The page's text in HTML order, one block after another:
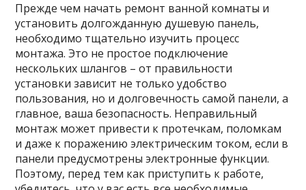
Прежде чем начать ремонт ванной комнаты и
установить долгожданную душевую панель,
необходимо тщательно изучить процесс
монтажа. Это не простое подключение
нескольких шлангов – от правильности
установки зависит не только удобство
пользования, но и долговечность самой панели, а
главное, ваша безопасность. Неправильный
монтаж может привести к протечкам, поломкам
и даже к поражению электрическим током, если в
панели предусмотрены электронные функции.
Поэтому, перед тем как приступить к работе,